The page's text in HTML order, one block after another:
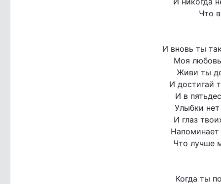
Что
И вновь ты
Моя
Живи ты
И достигай
И в
Улыбки
И глаз
Напоминает
Что лучше
Когда ты